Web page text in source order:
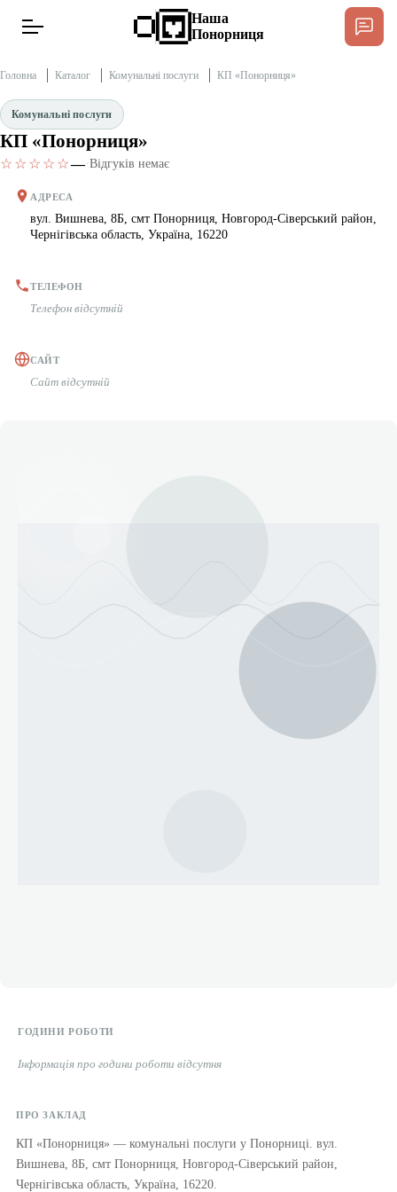
Новини
Тексти
Публікації
Редакційна політика
Наша
Понорниця
Головна Каталог Комунальні послуги КП «Понорниця»
Комунальні послуги
КП «Понорниця»
☆☆☆☆☆—·Відгуків немає
АДРЕСА
вул. Вишнева, 8Б, смт Понорниця, Новгород-Сіверський район,
Чернігівська область, Україна, 16220
ТЕЛЕФОН
Телефон відсутній
САЙТ
Сайт відсутній
ГОДИНИ РОБОТИ
Інформація про години роботи відсутня
ПРО ЗАКЛАД
КП «Понорниця» — комунальні послуги у Понорниці. вул.
Вишнева, 8Б, смт Понорниця, Новгород-Сіверський район,
Чернігівська область, Україна, 16220.